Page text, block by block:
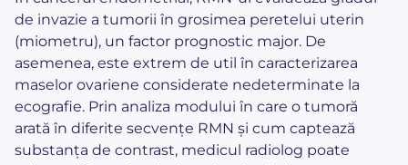
de invazie a tumorii în grosimea peretelui uterin
(miometru), un factor prognostic major. De
asemenea, este extrem de util în caracterizarea
maselor ovariene considerate nedeterminate la
ecografie. Prin analiza modului în care o tumoră
arată în diferite secvențe RMN și cum captează
substanța de contrast, medicul radiolog poate